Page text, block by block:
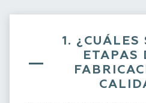
1. ¿CUÁLES
ETAPAS